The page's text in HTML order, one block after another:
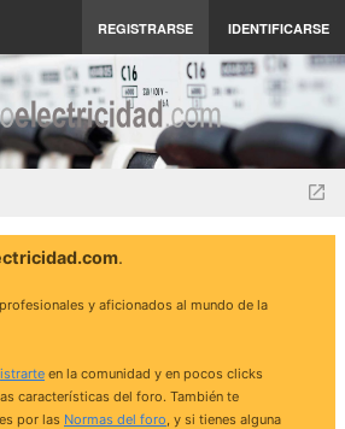
REGISTRARSE IDENTIFICARSE
.
y aficionados al mundo de la
en la comunidad y en pocos clicks
características del foro. También te
por las Normas del foro, y si tienes alguna